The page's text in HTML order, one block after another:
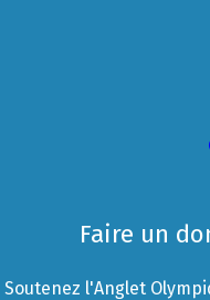
Faire un
Soutenez l'Anglet